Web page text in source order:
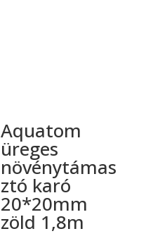
Aquatom
üreges
növénytámas
ztó karó
20*20mm
zöld 1,8m